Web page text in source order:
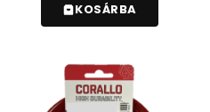
KOSÁRBA